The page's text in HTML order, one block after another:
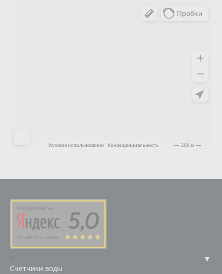
Счетчики воды